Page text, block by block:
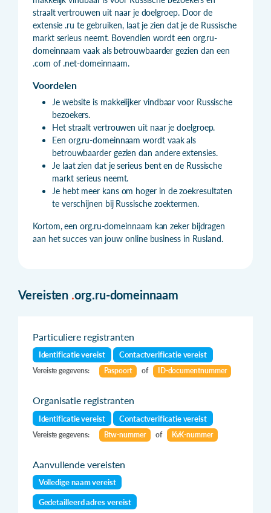
straalt vertrouwen uit naar je doelgroep. Door de
extensie .ru te gebruiken, laat je zien dat je de Russische
markt serieus neemt. Bovendien wordt een org.ru-
domeinnaam vaak als betrouwbaarder gezien dan een
.com of .net-domeinnaam.
Voordelen
Je website is makkelijker vindbaar voor Russische
bezoekers.
Het straalt vertrouwen uit naar je doelgroep.
Een org.ru-domeinnaam wordt vaak als
betrouwbaarder gezien dan andere extensies.
Je laat zien dat je serieus bent en de Russische
markt serieus neemt.
Je hebt meer kans om hoger in de zoekresultaten
te verschijnen bij Russische zoektermen.
Kortom, een org.ru-domeinnaam kan zeker bijdragen
aan het succes van jouw online business in Rusland.
Vereisten .org.ru-domeinnaam
Particuliere registranten
Identificatie vereist Contactverificatie vereist
Vereiste gegevens: Paspoort of ID-documentnummer
Organisatie registranten
Identificatie vereist Contactverificatie vereist
Vereiste gegevens: Btw-nummer of KvK-nummer
Aanvullende vereisten
Volledige naam vereist
Gedetailleerd adres vereist